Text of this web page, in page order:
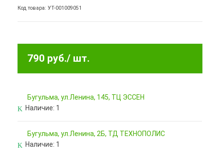
Код товара: УТ-001009051
790 руб./ шт.
Бугульма, ул.Ленина, 145, ТЦ ЭССЕН
Наличие: 1
Бугульма, ул.Ленина, 2Б, ТД ТЕХНОПОЛИС
Наличие: 1